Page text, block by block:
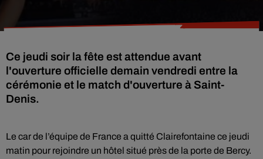
Ce jeudi soir la fête est attendue avant
l'ouverture officielle demain vendredi entre la
cérémonie et le match d'ouverture à Saint-
Denis.
Le car de l’équipe de France a quitté Clairefontaine ce jeudi
matin pour rejoindre un hôtel situé près de la porte de Bercy.